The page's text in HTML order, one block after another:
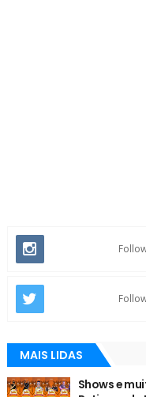
MAIS LIDAS
Shows e